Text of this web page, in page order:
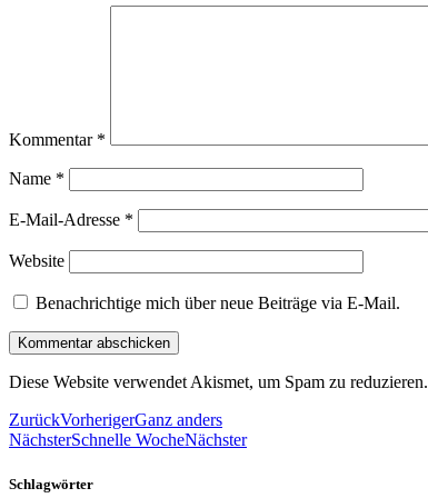
Kommentar *
Name *
E-Mail-Adresse *
Website
Benachrichtige mich über neue Beiträge via E-Mail.
Diese Website verwendet Akismet, um Spam zu reduzieren.
ZurückVorherigerGanz anders
NächsterSchnelle WocheNächster
Schlagwörter